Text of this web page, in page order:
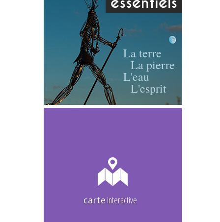
La terre
La pierre
L'eau
L'esprit
carte interactive